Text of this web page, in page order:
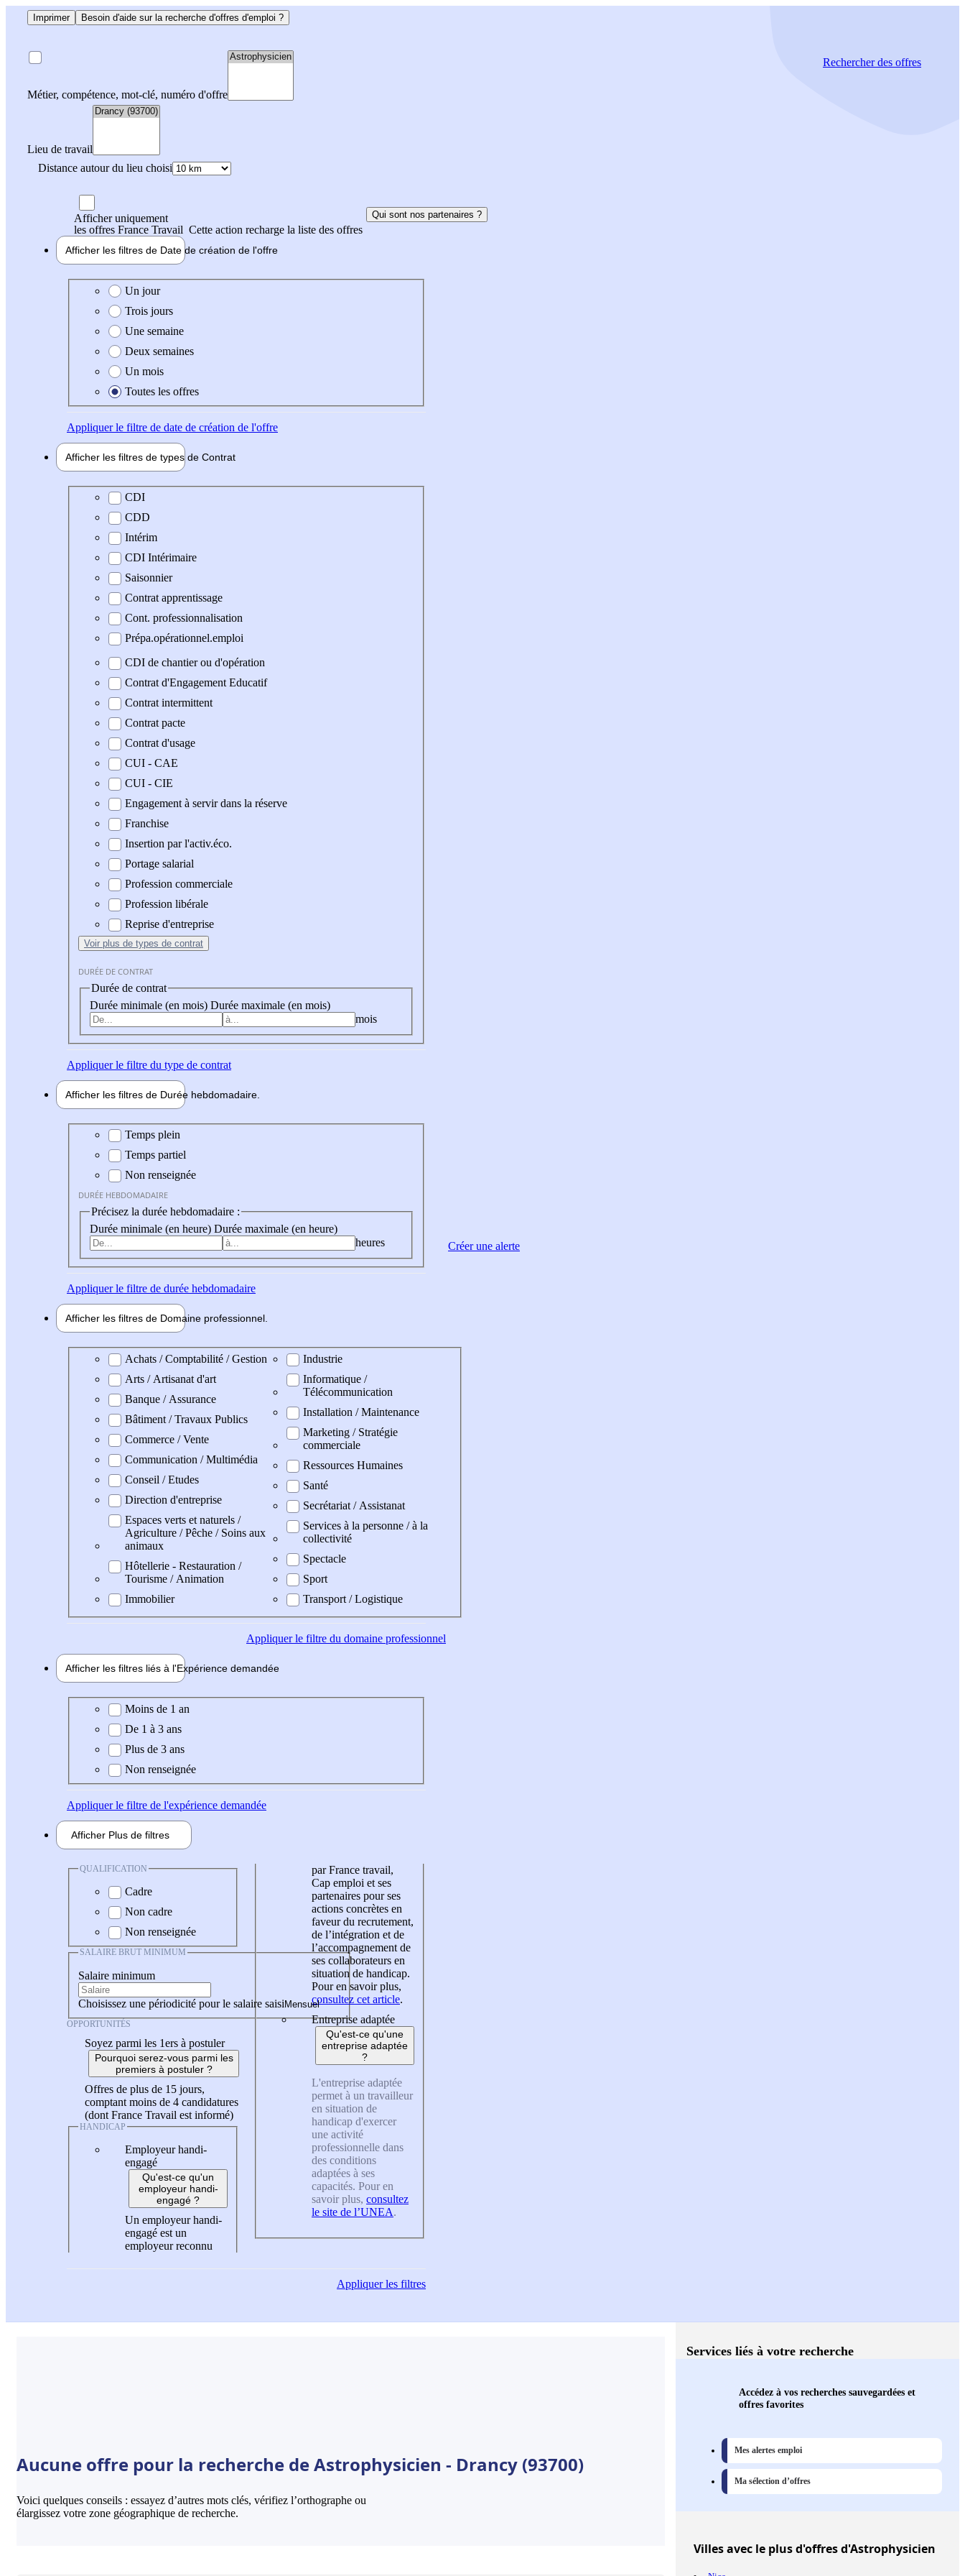
Imprimer Besoin d'aide sur la recherche d'offres d'emploi ?
Métier, compétence, mot-clé, numéro d'offre
Lieu de travail
Distance autour du lieu choisi
Rechercherdes offres
Afficher uniquement
les offres France Travail Cette action recharge la liste des offres
Qui sont nos partenaires ?
Afficher les filtres de Date de création de l'offre
Date de création de l'offre
Un jour
Trois jours
Une semaine
Deux semaines
Un mois
Toutes les offres
Appliquerle filtre de date de création de l'offre
Afficher les filtres de types de Contrat
Type de contrat
CDI
CDD
Intérim
CDI Intérimaire
Saisonnier
Contrat apprentissage
Cont. professionnalisation
Prépa.opérationnel.emploi
CDI de chantier ou d'opération
Contrat d'Engagement Educatif
Contrat intermittent
Contrat pacte
Contrat d'usage
CUI - CAE
CUI - CIE
Engagement à servir dans la réserve
Franchise
Insertion par l'activ.éco.
Portage salarial
Profession commerciale
Profession libérale
Reprise d'entreprise
Voir plus de types de contrat
DURÉE DE CONTRAT
Durée de contrat
Durée minimale (en mois) Durée maximale (en mois)
mois
Appliquerle filtre du type de contrat
Afficher les filtres de Durée hebdomadaire
Durée hebdomadaire
Temps plein
Temps partiel
Non renseignée
DURÉE HEBDOMADAIRE
Précisez la durée hebdomadaire :
Durée minimale (en heure) Durée maximale (en heure)
heures
Appliquerle filtre de durée hebdomadaire
Afficher les filtres de Domaine professionnel
Domaine professionel
Achats / Comptabilité / Gestion
Arts / Artisanat d'art
Banque / Assurance
Bâtiment / Travaux Publics
Commerce / Vente
Communication / Multimédia
Conseil / Etudes
Direction d'entreprise
Espaces verts et naturels /
Agriculture / Pêche / Soins aux
animaux
Hôtellerie - Restauration /
Tourisme / Animation
Immobilier
Industrie
Informatique /
Télécommunication
Installation / Maintenance
Marketing / Stratégie
commerciale
Ressources Humaines
Santé
Secrétariat / Assistanat
Services à la personne / à la
collectivité
Spectacle
Sport
Transport / Logistique
Appliquerle filtre du domaine professionnel
Afficher les filtres liés à l'Expérience demandée
Expérience demandée
Moins de 1 an
De 1 à 3 ans
Plus de 3 ans
Non renseignée
Appliquerle filtre de l'expérience demandée
Afficher Plus de filtres
QUALIFICATION
Cadre
Non cadre
Non renseignée
SALAIRE BRUT MINIMUM
Salaire minimum
Choisissez une périodicité pour le salaire saisi
OPPORTUNITÉS
Soyez parmi les 1ers à postuler
Pourquoi serez-vous parmi les
premiers à postuler ?
Offres de plus de 15 jours,
comptant moins de 4 candidatures
(dont France Travail est informé)
HANDICAP
Employeur handi-
engagé
Qu'est-ce qu'un
employeur handi-
engagé ?
Un employeur handi-
engagé est un
employeur reconnu
par France travail,
Cap emploi et ses
partenaires pour ses
actions concrètes en
faveur du recrutement,
de l’intégration et de
l’accompagnement de
ses collaborateurs en
situation de handicap.
Pour en savoir plus,
consultez cet article.
Entreprise adaptée
Qu'est-ce qu'une
entreprise adaptée
?
L'entreprise adaptée
permet à un travailleur
en situation de
handicap d'exercer
une activité
professionnelle dans
des conditions
adaptées à ses
capacités. Pour en
savoir plus, consultez
le site de l’UNEA.
Appliquerles filtres
Créer une alerte
Aucune offre pour la recherche de Astrophysicien - Drancy (93700)
Voici quelques conseils : essayez d’autres mots clés, vérifiez l’orthographe ou
élargissez votre zone géographique de recherche.
Services liés à votre recherche
Accédez à vos recherches sauvegardées et
offres favorites
Mes alertes emploi
Ma sélection d’offres
Villesavec le plus d'offres d'Astrophysicien